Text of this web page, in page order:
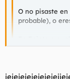
O no pisaste
probable), o
En Egipto o
un tio a mano
Eso si, despues